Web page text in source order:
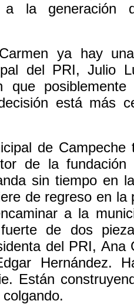
a la generación
ya hay
del PRI, Julio
que
está más
de
de la
sin tiempo en
de regreso en
a la
de dos
del PRI, Ana
Hernández.
Están